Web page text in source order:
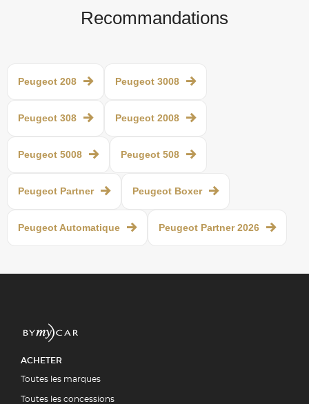
Recommandations
Peugeot 208 Peugeot 3008
Peugeot 308 Peugeot 2008
Peugeot 5008 Peugeot 508
Peugeot Partner Peugeot Boxer
Peugeot Automatique Peugeot Partner 2026
ACHETER
Toutes les marques
Toutes les concessions